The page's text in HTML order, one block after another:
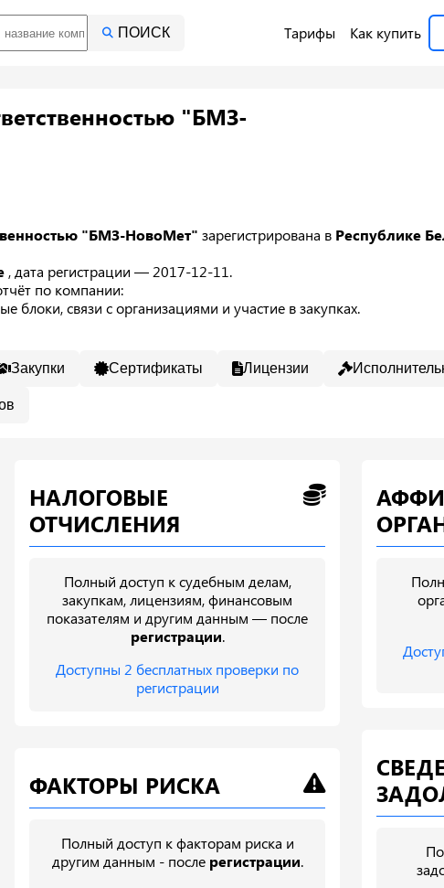
ПОИСК Тарифы Как купить
"БМЗ-
"БМЗ-НовоМет" зарегистрирована в Республике
, дата регистрации — 2017-12-11.
по компании:
блоки, связи с организациями и участие в закупках.
Закупки Сертификаты Лицензии
НАЛОГОВЫЕ
ОТЧИСЛЕНИЯ
Полный доступ к судебным делам,
закупкам, лицензиям, финансовым
показателям и другим данным — после
регистрации.
Доступны 2 бесплатных проверки по
регистрации
ФАКТОРЫ РИСКА
Полный доступ к факторам риска и
другим данным - после регистрации.